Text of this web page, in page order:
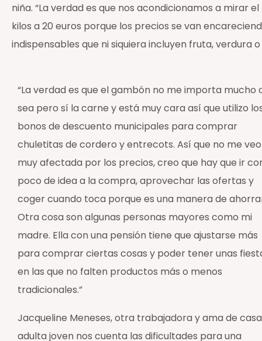
niña. “La verdad es que nos acondicionamos a mirar
kilos a 20 euros porque los precios se van
indispensables que ni siquiera incluyen fruta, verdura o
“La verdad es que el gambón no me importa mucho
sea pero sí la carne y está muy cara así que utilizo
bonos de descuento municipales para comprar
chuletitas de cordero y entrecots. Así que no me veo
muy afectada por los precios, creo que hay que ir
poco de idea a la compra, aprovechar las ofertas y
coger cuando toca porque es una manera de
Otra cosa son algunas personas mayores como mi
madre. Ella con una pensión tiene que ajustarse más
para comprar ciertas cosas y poder tener unas
en las que no falten productos más o menos
tradicionales.”
Jacqueline Meneses, otra trabajadora y ama de casa
adulta joven nos cuenta las dificultades para una